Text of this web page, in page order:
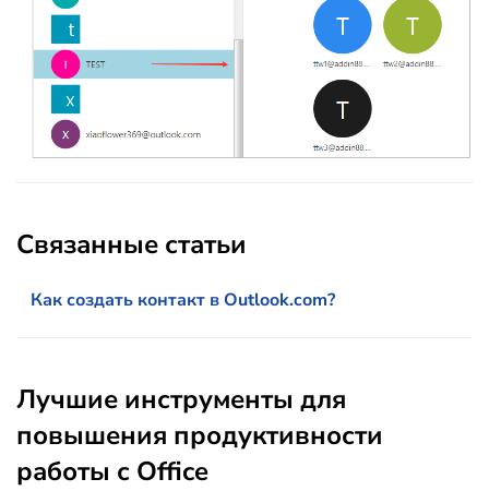
Связанные статьи
Как создать контакт в Outlook.com?
Лучшие инструменты для
повышения продуктивности
работы с Office